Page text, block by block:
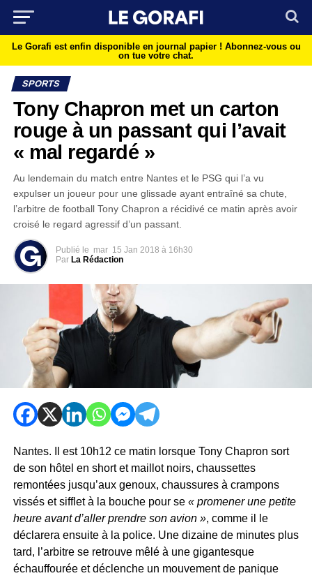
Le Gorafi est enfin disponible en journal papier ! Abonnez-vous ou
on tue votre chat.
SPORTS
Tony Chapron met un carton
rouge à un passant qui l’avait
« mal regardé »
Au lendemain du match entre Nantes et le PSG qui l’a vu
expulser un joueur pour une glissade ayant entraîné sa chute,
l’arbitre de football Tony Chapron a récidivé ce matin après avoir
croisé le regard agressif d’un passant.
Publié le mar 15 Jan 2018 à 16h30
Par La Rédaction
Nantes. Il est 10h12 ce matin lorsque Tony Chapron sort
de son hôtel en short et maillot noirs, chaussettes
remontées jusqu’aux genoux, chaussures à crampons
vissés et sifflet à la bouche pour se « promener une petite
heure avant d’aller prendre son avion », comme il le
déclarera ensuite à la police. Une dizaine de minutes plus
tard, l’arbitre se retrouve mêlé à une gigantesque
échauffourée et déclenche un mouvement de panique